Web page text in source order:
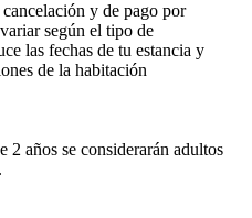
y de pago por
según el tipo de
las fechas de tu estancia y
de la habitación
2 años se considerarán adultos